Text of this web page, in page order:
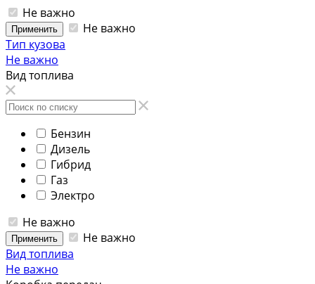
Не важно
Применить
Не важно
Тип кузова
Не важно
Вид топлива
Бензин
Дизель
Гибрид
Газ
Электро
Не важно
Применить
Не важно
Вид топлива
Не важно